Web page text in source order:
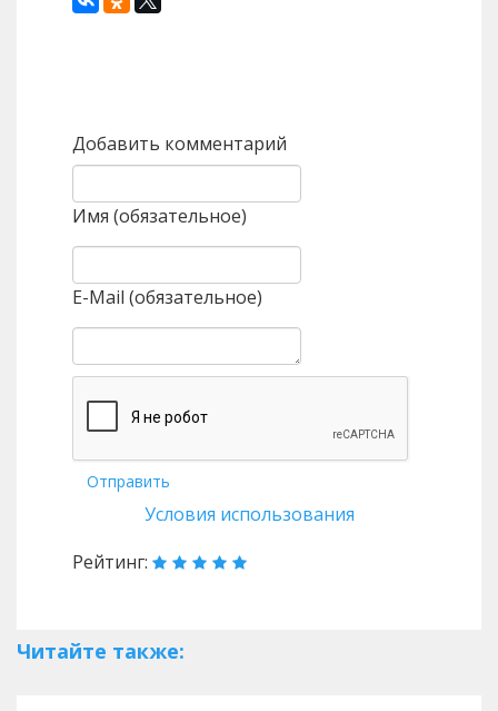
Добавить комментарий
Имя (обязательное)
E-Mail (обязательное)
Отправить
Условия использования
Рейтинг:
Читайте также: